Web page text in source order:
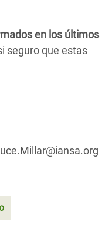
en los últimos
seguro que estas